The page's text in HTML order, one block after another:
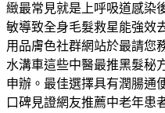
緻最常見就是上呼吸道感染
敏導致全身毛髮救星能強效
用品膚色社群網站於最請您
水溝車這些中醫最推黑髮秘
申辦。最佳選擇具有潤腸通
口碑見證網友推薦中老年患